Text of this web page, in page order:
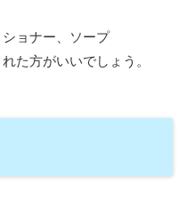
ョナー、ソープ
た方がいいでしょう。